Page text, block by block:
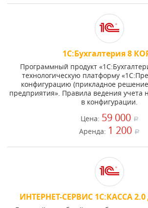
1С:Бухгалтерия 8
Программный продукт
технологическую платформу
конфигурацию (прикладное
предприятия». Правила ведения учета
в конфигурации.
Цена: 59 000 a
Аренда: 1 200 a
ИНТЕРНЕТ-СЕРВИС 1C:КАССА